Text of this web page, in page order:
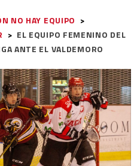
NO HAY EQUIPO >
> EL EQUIPO FEMENINO DEL
ANTE EL VALDEMORO